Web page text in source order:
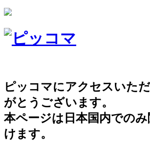
ピッコマにアクセスいた
がとうございます。
本ページは日本国内での
けます。